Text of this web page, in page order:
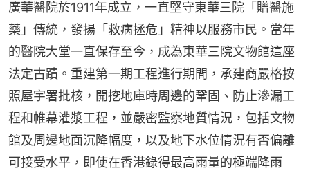
廣華醫院於1911年成立，一直堅守東華三院「贈醫施
藥」傳統，發揚「救病拯危」精神以服務市民。當年
的醫院大堂一直保存至今，成為東華三院文物館這座
法定古蹟。重建第一期工程進行期間，承建商嚴格按
照屋宇署批核，開挖地庫時周邊的鞏固、防止滲漏工
程和帷幕灌漿工程，並嚴密監察地質情況，包括文物
館及周邊地面沉降幅度，以及地下水位情況有否偏離
可接受水平，即使在香港錄得最高雨量的極端降雨